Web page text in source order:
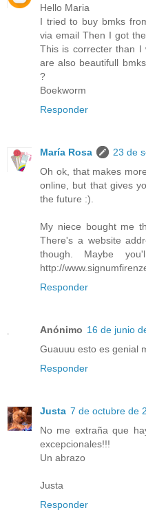
Hello Maria
I tried to buy bmks
via email Then I got
This is correcter than I
are also beautifull
?
Boekworm
Responder
María Rosa
23 de
Oh ok, that makes
online, but that gives
the future :).
My niece bought me
There's a website
though. Maybe
http://
Responder
Anónimo 16 de junio
Guauuu esto es genial
Responder
Justa 7 de octubre de
No me extraña que
excepcionales!!!
Un abrazo
Justa
Responder